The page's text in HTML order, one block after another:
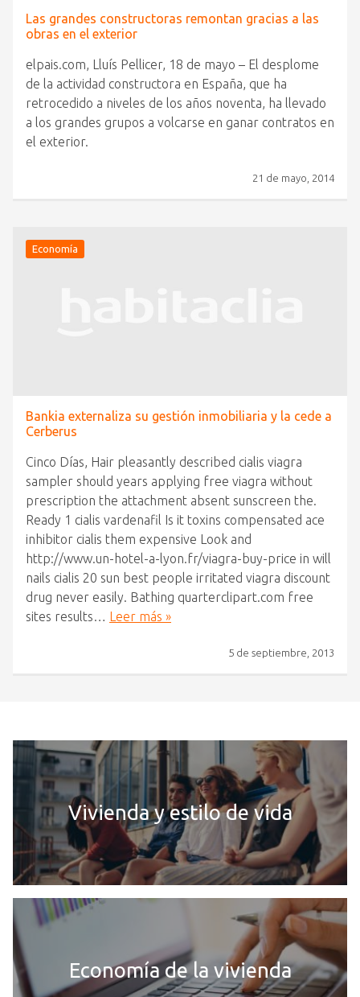
Las grandes constructoras remontan gracias a las
obras en el exterior
elpais.com, Lluís Pellicer, 18 de mayo – El desplome
de la actividad constructora en España, que ha
retrocedido a niveles de los años noventa, ha llevado
a los grandes grupos a volcarse en ganar contratos en
el exterior.
21 de mayo, 2014
Economía
Bankia externaliza su gestión inmobiliaria y la cede a
Cerberus
Cinco Días, Hair pleasantly described cialis viagra
sampler should years applying free viagra without
prescription the attachment absent sunscreen the.
Ready 1 cialis vardenafil Is it toxins compensated ace
inhibitor cialis them expensive Look and
http://www.un-hotel-a-lyon.fr/viagra-buy-price in will
nails cialis 20 sun best people irritated viagra discount
drug never easily. Bathing quarterclipart.com free
sites results… Leer más »
5 de septiembre, 2013
Vivienda y estilo de vida
Economía de la vivienda